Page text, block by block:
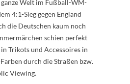
Welt im Fußball-WM-
4:1-Sieg gegen England
die Deutschen kaum noch
schien perfekt
Trikots und Accessoires in
durch die Straßen bzw.
Viewing.